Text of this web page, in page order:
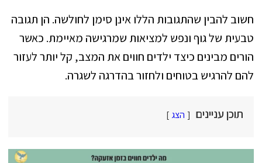
חשוב להבין שהתגובות הללו אינן סימן לחולשה. הן תגובה
טבעית של גוף ונפש למציאות שמרגישה מאיימת. כאשר
הורים מבינים כיצד ילדים חווים את המצב, קל יותר לעזור
להם להרגיש בטוחים ולחזור בהדרגה לשגרה.
תוכן עניינים הצג